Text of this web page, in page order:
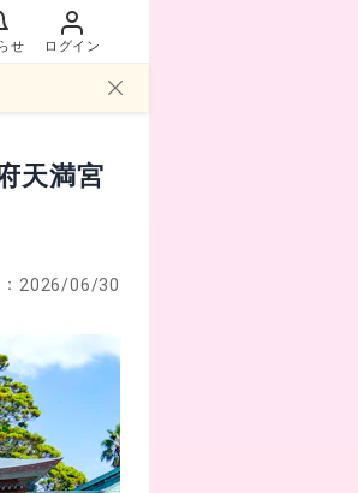
せ ログイン
天満宮
2026/06/30